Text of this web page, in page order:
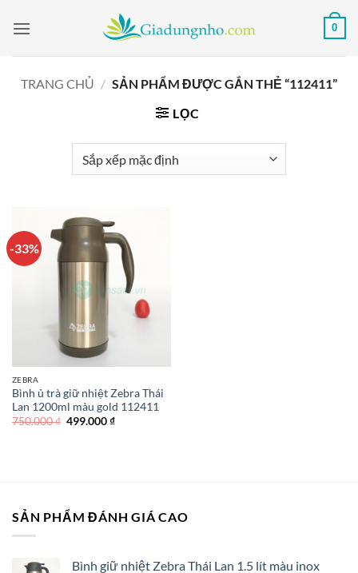
qua
0
TRANG CHỦ / SẢN PHẨM ĐƯỢC GẮN THẺ “112411”
LỌC
-33%
ZEBRA
Bình ủ trà giữ nhiệt Zebra Thái
Lan 1200ml màu gold 112411
750.000₫ Giá
499.000₫Giá
SẢN PHẨM ĐÁNH GIÁ CAO
Bình giữ nhiệt Zebra Thái Lan 1.5 lít màu inox